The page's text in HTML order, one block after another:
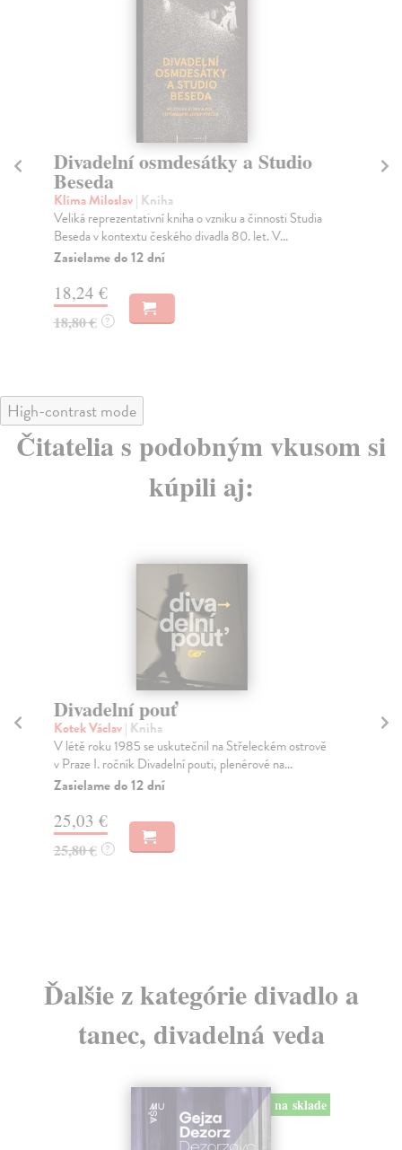
Divadelní osmdesátky a Studio
Beseda
Klíma Miloslav| Kniha
Veliká reprezentativní kniha o vzniku a činnosti Studia
Beseda v kontextu českého divadla 80. let. V...
Zasielame do 12 dní
18,24 €
18,80 € ?
High-contrast mode
Čitatelia s podobným vkusom si
kúpili aj:
Divadelní pouť
Kotek Václav| Kniha
V létě roku 1985 se uskutečnil na Střeleckém ostrově
v Praze I. ročník Divadelní pouti, plenérové na...
Zasielame do 12 dní
25,03 €
25,80 € ?
Ďalšie z kategórie divadlo a
tanec, divadelná veda
na sklade